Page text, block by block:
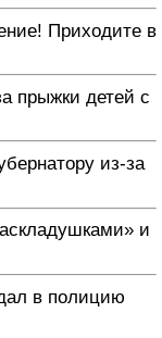
Приходите в
прыжки детей с
из-за
и
в полицию